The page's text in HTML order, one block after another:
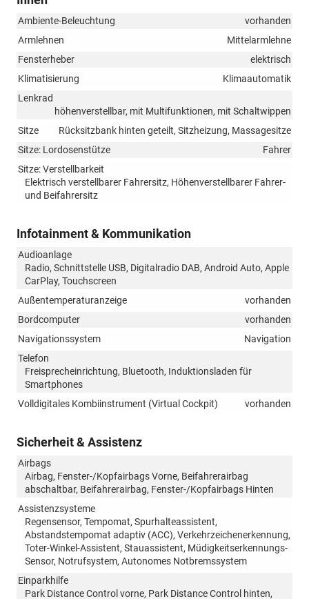
Ambiente-Beleuchtung
vorhanden
Armlehnen
Mittelarmlehne
Fensterheber
elektrisch
Klimatisierung
Klimaautomatik
Lenkrad
höhenverstellbar, mit Multifunktionen, mit Schaltwippen
Sitze
Rücksitzbank hinten geteilt, Sitzheizung, Massagesitze
Sitze: Lordosenstütze
Fahrer
Sitze: Verstellbarkeit
Elektrisch verstellbarer Fahrersitz, Höhenverstellbarer Fahrer-
und Beifahrersitz
Infotainment & Kommunikation
Audioanlage
Radio, Schnittstelle USB, Digitalradio DAB, Android Auto, Apple
CarPlay, Touchscreen
Außentemperaturanzeige
vorhanden
Bordcomputer
vorhanden
Navigationssystem
Navigation
Telefon
Freisprecheinrichtung, Bluetooth, Induktionsladen für
Smartphones
Volldigitales Kombiinstrument (Virtual Cockpit)
vorhanden
Sicherheit & Assistenz
Airbags
Airbag, Fenster-/Kopfairbags Vorne, Beifahrerairbag
abschaltbar, Beifahrerairbag, Fenster-/Kopfairbags Hinten
Assistenzsysteme
Regensensor, Tempomat, Spurhalteassistent,
Abstandstempomat adaptiv (ACC), Verkehrzeichenerkennung,
Toter-Winkel-Assistent, Stauassistent, Müdigkeitserkennungs-
Sensor, Notrufsystem, Autonomes Notbremssystem
Einparkhilfe
Park Distance Control vorne, Park Distance Control hinten,